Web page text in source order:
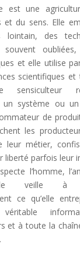
est une
et du sens. Elle
lointain, des
souvent
et elle utilise
scientifiques et
sensiculteur
un système ou
de
les
leur métier,
liberté parfois leur
l’homme,
veille à
ce qu’elle
et à toute la